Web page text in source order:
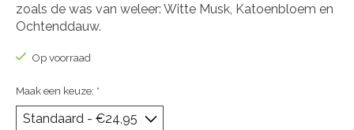
zoals de was van weleer: Witte Musk, Katoenbloem en
Ochtenddauw.
Op voorraad
Maak een keuze: *